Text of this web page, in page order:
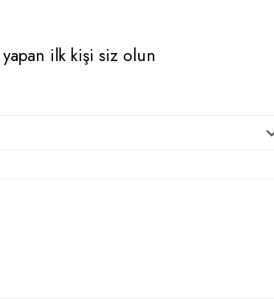
ilk kişi siz olun